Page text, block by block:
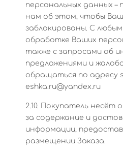
персональных данных –
нам об этом, чтобы
заблокированы. С
обработке Ваших
также с запросами об
предложениями и
обращаться по адресу
eshka.ru@yandex.ru
2.10. Покупатель
за содержание и
информации,
размещении Заказа.